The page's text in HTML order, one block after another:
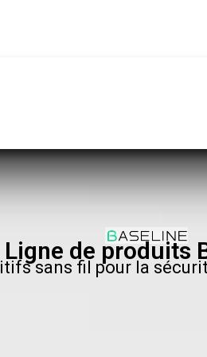
Ligne de produits
sans fil pour la